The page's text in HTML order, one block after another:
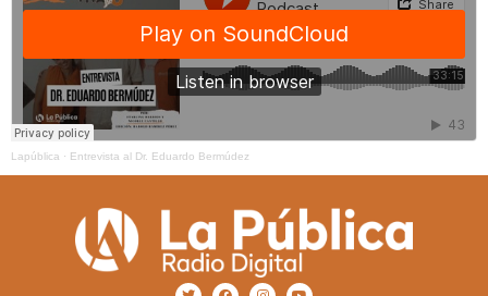
Lapública · Entrevista al Dr. Eduardo Bermúdez